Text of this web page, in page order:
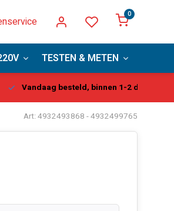
0
TESTEN & METEN
Vandaag besteld, binnen 1-2 dagen
Art: 4932493868 - 4932499765